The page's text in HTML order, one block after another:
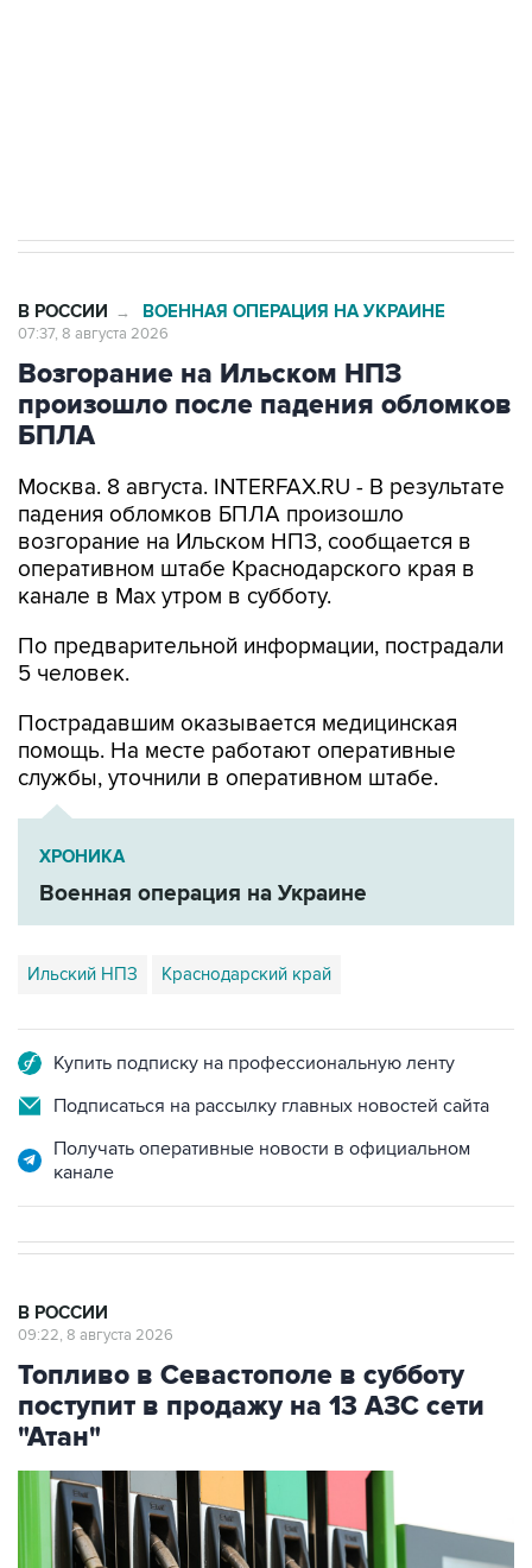
В РОССИИ → ВОЕННАЯ ОПЕРАЦИЯ НА УКРАИНЕ
07:37, 8 августа 2026
Возгорание на Ильском НПЗ
произошло после падения обломков
БПЛА
Москва. 8 августа. INTERFAX.RU - В результате
падения обломков БПЛА произошло
возгорание на Ильском НПЗ, сообщается в
оперативном штабе Краснодарского края в
канале в Max утром в субботу.
По предварительной информации, пострадали
5 человек.
Пострадавшим оказывается медицинская
помощь. На месте работают оперативные
службы, уточнили в оперативном штабе.
ХРОНИКА
Военная операция на Украине
Ильский НПЗ Краснодарский край
Купить подписку на профессиональную ленту
Подписаться на рассылку главных новостей сайта
Получать оперативные новости в официальном
канале
В РОССИИ
09:22, 8 августа 2026
Топливо в Севастополе в субботу
поступит в продажу на 13 АЗС сети
"Атан"